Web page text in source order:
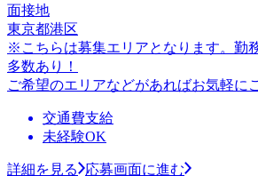
面接地
東京都港区
※こちらは募集エリアとなります。勤
多数あり！
ご希望のエリアなどがあればお気軽に
交通費支給
未経験OK
詳細を見る 応募画面に進む